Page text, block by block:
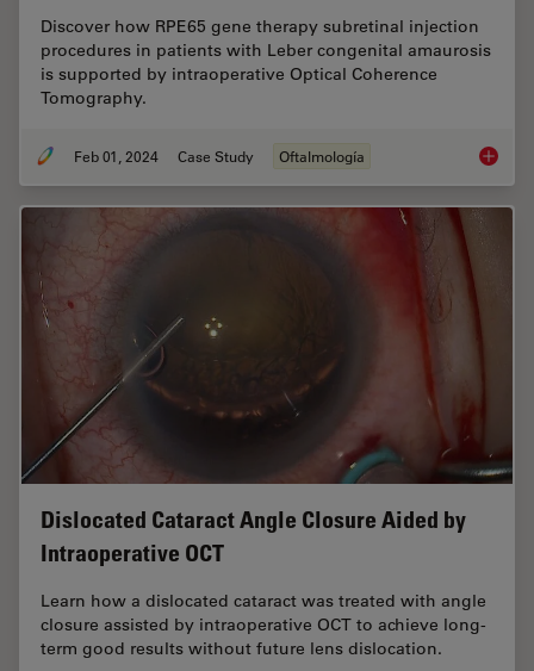
Discover how RPE65 gene therapy subretinal injection
procedures in patients with Leber congenital amaurosis
is supported by intraoperative Optical Coherence
Tomography.
Feb 01, 2024 Case Study Oftalmología RPE65
Dislocated Cataract Angle Closure Aided by
Intraoperative OCT
Learn how a dislocated cataract was treated with angle
closure assisted by intraoperative OCT to achieve long-
term good results without future lens dislocation.